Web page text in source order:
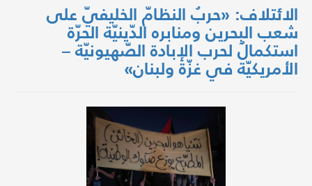
الائتلاف: «حربُ النظامّ الخليفيّ على
شعب البحرين ومنابره الدّينيّة الحرّة
استكمالٌ لحرب الإبادة الصّهيونيّة –
الأمريكيّة في غزّة ولبنان»